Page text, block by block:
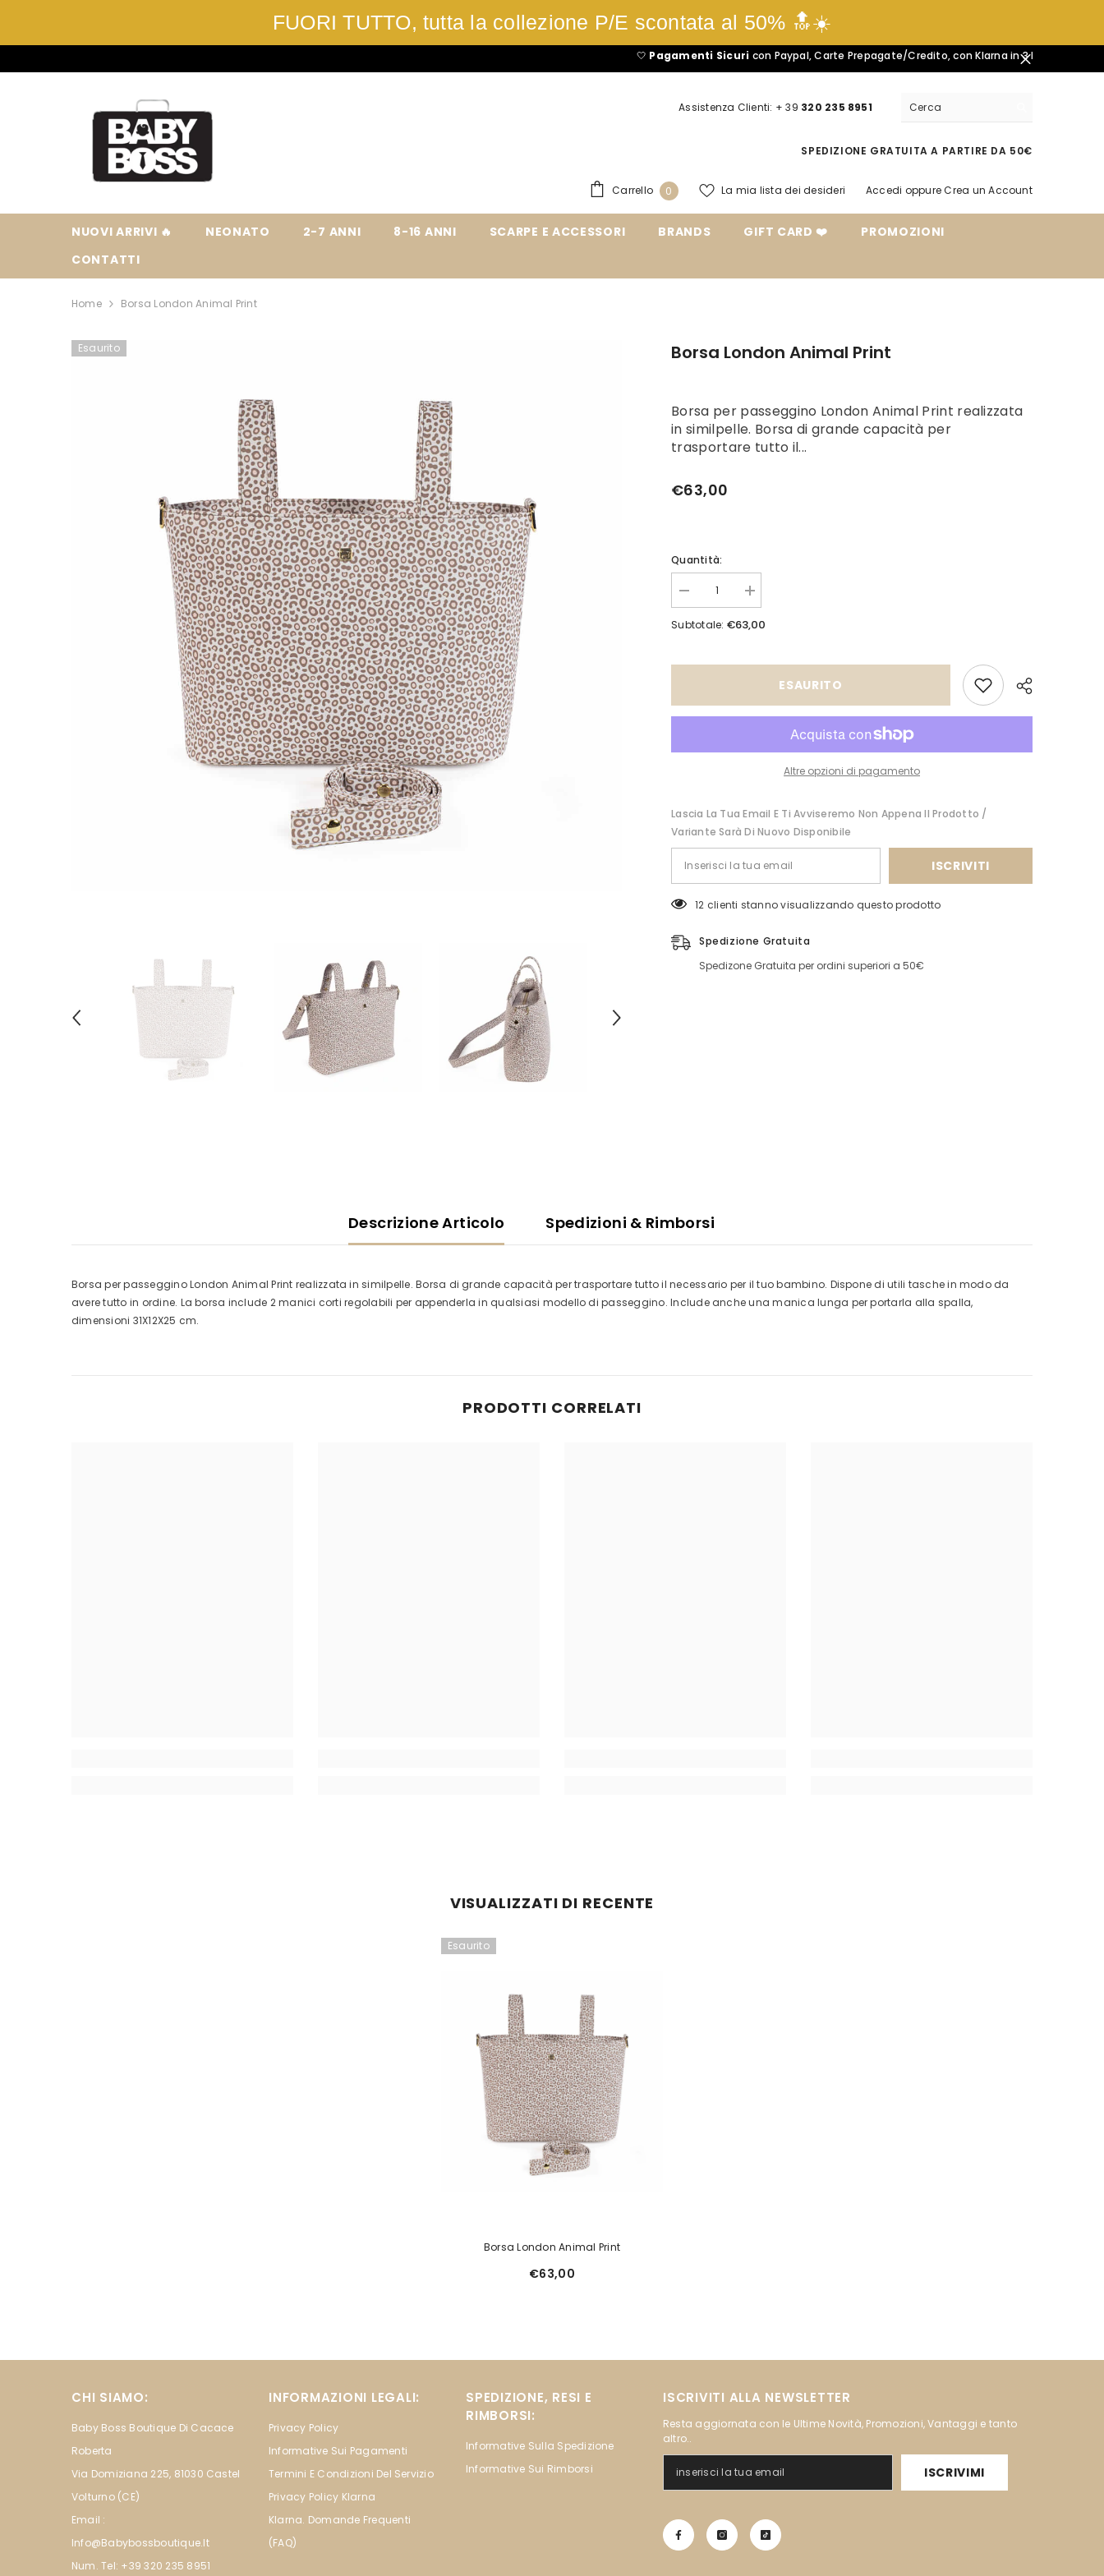
FUORI TUTTO, tutta la collezione P/E scontata al 50% 🔝☀️
Pagamenti Sicuricon Paypal, Carte Prepagate/Credito, con Klarna in 3 Rate🤍Resi Facili e
Assistenza Clienti: + 39 320 235 8951
SPEDIZIONE GRATUITA A PARTIRE DA 50€
Carrello 0 0
La mia lista dei desideri Accedi oppureCrea un Account
NUOVI ARRIVI 🔥 NEONATO 2-7 ANNI 8-16 ANNI SCARPE E ACCESSORI BRANDS GIFT CARD ❤️
PROMOZIONI
CONTATTI
Home Borsa London Animal Print
Esaurito Borsa London Animal Print
Borsa per passeggino London Animal Print realizzata
in similpelle. Borsa di grande capacità per
trasportare tutto il...
€63,00
Quantità:
Diminuisci
quantità
per
Aumenta
quantità
per
Borsa
Subtotale: €63,00
ESAURITO
Altre opzioni di pagamento
Lascia La Tua Email E Ti Avviseremo Non Appena Il Prodotto /
Variante Sarà Di Nuovo Disponibile
ISCRIVITI
12 clienti stanno visualizzando questo prodotto
Spedizione Gratuita
Spedizone Gratuita per ordini superiori a 50€
Descrizione Articolo Spedizioni & Rimborsi
Borsa per passeggino London Animal Print realizzata in similpelle. Borsa di grande capacità per trasportare tutto il necessario per il tuo bambino. Dispone di utili tasche in modo da
avere tutto in ordine. La borsa include 2 manici corti regolabili per appenderla in qualsiasi modello di passeggino. Include anche una manica lunga per portarla alla spalla,
dimensioni 31X12X25 cm.
PRODOTTI CORRELATI
VISUALIZZATI DI RECENTE
Esaurito
Borsa London Animal Print
€63,00
CHI SIAMO:
Baby Boss Boutique Di Cacace
Roberta
Via Domiziana 225, 81030 Castel
Volturno (CE)
Email :
Info@babybossboutique.it
Num. Tel: +39 320 235 8951
INFORMAZIONI LEGALI:
Privacy Policy
Informative Sui Pagamenti
Termini E Condizioni Del Servizio
Privacy Policy Klarna
Klarna. Domande Frequenti
(FAQ)
SPEDIZIONE, RESI E
RIMBORSI:
Informative Sulla Spedizione
Informative Sui Rimborsi
ISCRIVITI ALLA NEWSLETTER
Resta aggiornata con le Ultime Novità, Promozioni, Vantaggi e tanto
altro..
ISCRIVIMI